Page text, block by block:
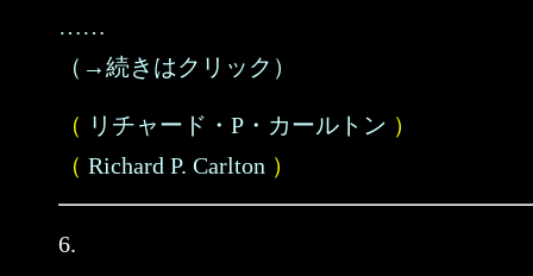
……
（→続きはクリック）
（ リチャード・P・カールトン ）
（ Richard P. Carlton ）
6.